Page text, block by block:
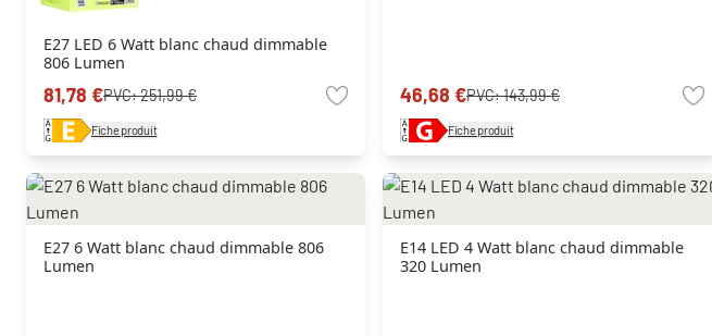
E27 LED 6 Watt blanc chaud dimmable
806 Lumen
81,78 €PVC:251,99 €
Fiche produit
46,68 €PVC:143,99 €
Fiche produit
E27 6 Watt blanc chaud dimmable 806
Lumen
E14 LED 4 Watt blanc chaud dimmable
320 Lumen